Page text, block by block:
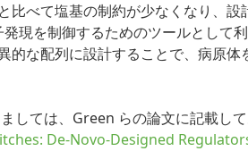
比べて塩基の制約が少なくなり、
現を制御するためのツールとして
的な配列に設計することで、病原
しては、Green らの論文に記載し
De-Novo-Designed